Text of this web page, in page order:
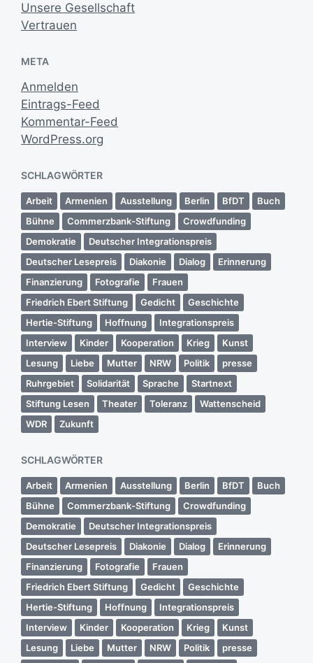
Unsere Gesellschaft
Vertrauen
META
Anmelden
Eintrags-Feed
Kommentar-Feed
WordPress.org
SCHLAGWÖRTER
Arbeit Armenien Ausstellung Berlin BfDT
Buch
Bühne
Commerzbank-Stiftung
Crowdfunding
Demokratie
Deutscher Integrationspreis
Deutscher Lesepreis
Diakonie Dialog
Erinnerung
Finanzierung
Fotografie
Frauen
Friedrich Ebert Stiftung
Gedicht
Geschichte
Hertie-Stiftung
Hoffnung
Integrationspreis
Interview
Kinder Kooperation Krieg
Kunst
Lesung
Liebe Mutter NRW Politik
presse
Ruhrgebiet
Solidarität Sprache
Startnext
Stiftung Lesen
Theater Toleranz
Wattenscheid
WDR
Zukunft
SCHLAGWÖRTER
Arbeit Armenien Ausstellung Berlin BfDT
Buch
Bühne
Commerzbank-Stiftung
Crowdfunding
Demokratie
Deutscher Integrationspreis
Deutscher Lesepreis
Diakonie Dialog
Erinnerung
Finanzierung
Fotografie
Frauen
Friedrich Ebert Stiftung
Gedicht
Geschichte
Hertie-Stiftung
Hoffnung
Integrationspreis
Interview
Kinder Kooperation Krieg
Kunst
Lesung
Liebe Mutter NRW Politik
presse